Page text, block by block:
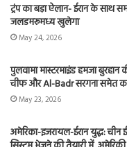
ट्रंप का बड़ा ऐलान- ईरान के साथ
जलडमरूमध्य खुलेगा
May 24, 2026
पुलवामा मास्टरमाइंड हमजा बुरहान
चीफ और Al-Badr सरगना समेत
May 23, 2026
अमेरिका-इजरायल-ईरान युद्ध: चीन